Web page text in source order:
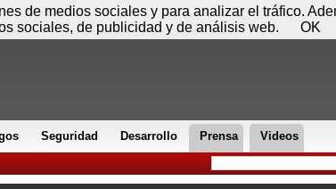
Seguridad Desarrollo Prensa Videos
Jueves 06 de agosto - 23:52 Registrar
de medios sociales y para analizar el tráfico.
sociales, de publicidad y de análisis web.
OK